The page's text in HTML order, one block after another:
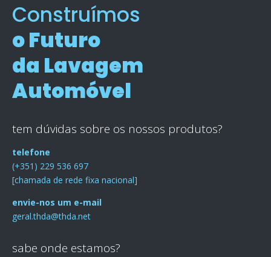
Construímos
o Futuro
da Lavagem
Automóvel
tem dúvidas sobre os nossos produtos?
telefone
(+351) 229 536 697
[chamada de rede fixa nacional]
envie-nos um e-mail
geral.thda@thda.net
sabe onde estamos?